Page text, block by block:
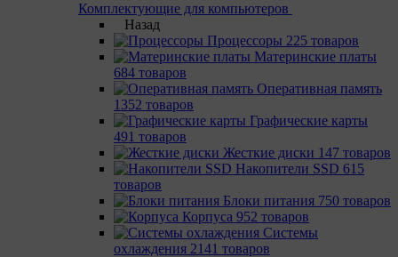
Комплектующие для компьютеров
Назад
Процессоры 225 товаров
Материнcкие платы
684 товаров
Оперативная память
1352 товаров
Графические карты
491 товаров
Жесткие диски 147 товаров
Накопители SSD 615
товаров
Блоки питания 750 товаров
Корпуса 952 товаров
Системы
охлаждения 2141 товаров